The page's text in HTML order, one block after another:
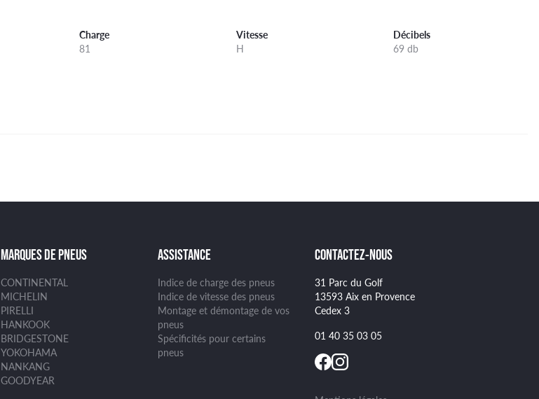
Charge
81
Vitesse
H
Décibels
69 db
MARQUES DE PNEUS
CONTINENTAL
MICHELIN
PIRELLI
HANKOOK
BRIDGESTONE
YOKOHAMA
NANKANG
GOODYEAR
ASSISTANCE
Indice de charge des pneus
Indice de vitesse des pneus
Montage et démontage de vos
pneus
Spécificités pour certains
pneus
CONTACTEZ-NOUS
31 Parc du Golf
13593 Aix en Provence
Cedex 3
01 40 35 03 05